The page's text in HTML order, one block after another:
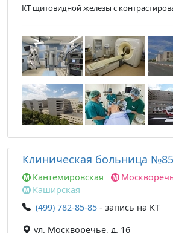
КТ щитовидной железы с
Клиническая больница №85
Кантемировская
Каширская
(499) 782-85-85 - запись на КТ
ул. Москворечье, д. 16